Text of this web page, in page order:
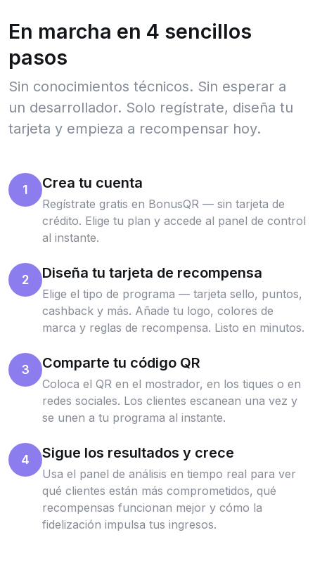
En marcha en 4 sencillos
pasos
Sin conocimientos técnicos. Sin esperar a
un desarrollador. Solo regístrate, diseña tu
tarjeta y empieza a recompensar hoy.
1 Crea tu cuenta
Regístrate gratis en BonusQR — sin tarjeta de
crédito. Elige tu plan y accede al panel de control
al instante.
2 Diseña tu tarjeta de recompensa
Elige el tipo de programa — tarjeta sello, puntos,
cashback y más. Añade tu logo, colores de
marca y reglas de recompensa. Listo en minutos.
3 Comparte tu código QR
Coloca el QR en el mostrador, en los tiques o en
redes sociales. Los clientes escanean una vez y
se unen a tu programa al instante.
4 Sigue los resultados y crece
Usa el panel de análisis en tiempo real para ver
qué clientes están más comprometidos, qué
recompensas funcionan mejor y cómo la
fidelización impulsa tus ingresos.